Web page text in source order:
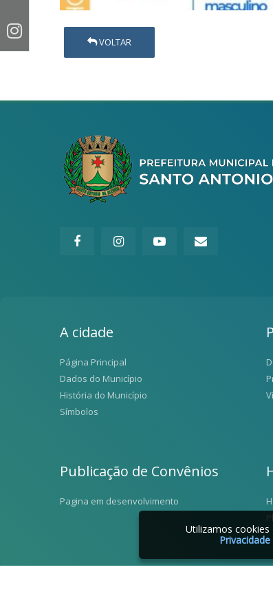
VOLTAR
A cidade
Página Principal
Dados do Município
História do Município
Símbolos
Publicação de Convênios
Pagina em desenvolvimento
Utilizamos
Privacidade